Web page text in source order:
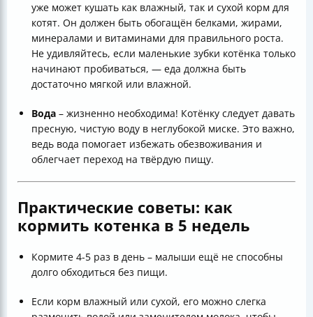
уже может кушать как влажный, так и сухой корм для
котят. Он должен быть обогащён белками, жирами,
минералами и витаминами для правильного роста.
Не удивляйтесь, если маленькие зубки котёнка только
начинают пробиваться, — еда должна быть
достаточно мягкой или влажной.
Вода – жизненно необходима! Котёнку следует давать
пресную, чистую воду в неглубокой миске. Это важно,
ведь вода помогает избежать обезвоживания и
облегчает переход на твёрдую пищу.
Практические советы: как
кормить котенка в 5 недель
Кормите 4-5 раз в день – малыши ещё не способны
долго обходиться без пищи.
Если корм влажный или сухой, его можно слегка